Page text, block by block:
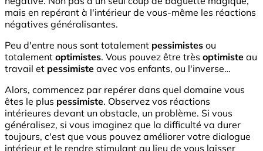
mais en repérant à l'intérieur de vous-même les réactions
négatives généralisantes.
Peu d'entre nous sont totalement pessimistes ou
totalement optimistes. Vous pouvez être très optimiste au
travail et pessimiste avec vos enfants, ou l'inverse…
Alors, commencez par repérer dans quel domaine vous
êtes le plus pessimiste. Observez vos réactions
intérieures devant un obstacle, un problème. Si vous
généralisez, si vous imaginez que la difficulté va durer
toujours, c'est que vous pouvez améliorer votre dialogue
intérieur et le rendre stimulant au lieu de vous laisser